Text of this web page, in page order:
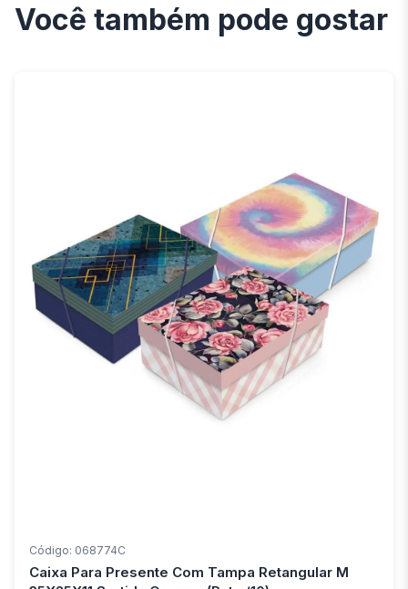
Você também pode gostar
Código: 068774C
Caixa Para Presente Com Tampa Retangular M